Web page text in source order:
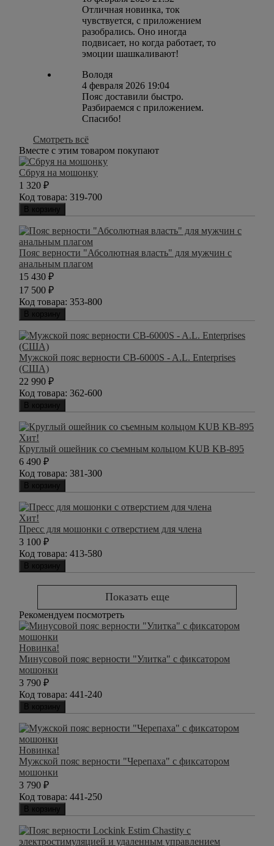
Отличная новинка, ток
чувствуется, с приложением
разобрались. Оно иногда
подвисает, но когда работает, то
эмоции шашкаливают!
Володя
4 февраля 2026 19:04
Пояс доставили быстро.
Разбираемся с приложением.
Спасибо!
Смотреть всё
Вместе с этим товаром покупают
Сбруя на мошонку
1 320 ₽
Код товара: 319-700
В корзину
Пояс верности "Абсолютная власть" для мужчин с
анальным плагом
15 430 ₽
17 500 ₽
Код товара: 353-800
В корзину
Мужской пояс верности CB-6000S - A.L. Enterprises
(США)
22 990 ₽
Код товара: 362-600
В корзину
Хит!
Круглый ошейник со съемным кольцом KUB KB-895
6 490 ₽
Код товара: 381-300
В корзину
Хит!
Пресс для мошонки с отверстием для члена
3 100 ₽
Код товара: 413-580
В корзину
Показать еще
Рекомендуем посмотреть
Новинка!
Минусовой пояс верности "Улитка" с фиксатором
мошонки
3 790 ₽
Код товара: 441-240
В корзину
Новинка!
Мужской пояс верности "Черепаха" с фиксатором
мошонки
3 790 ₽
Код товара: 441-250
В корзину